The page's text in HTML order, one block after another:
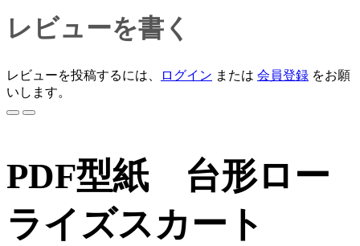
レビューを書く
レビューを投稿するには、 ログイン または 会員登録 をお願
いします。
PDF型紙 台形ロー
ライズスカート